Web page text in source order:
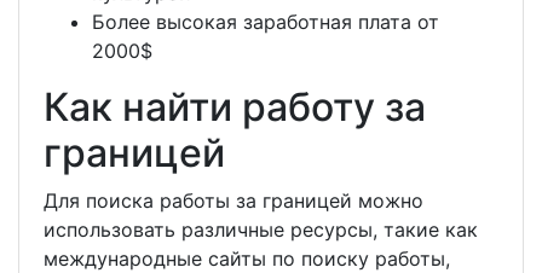
Более высокая заработная плата от
2000$
Как найти работу за
границей
Для поиска работы за границей можно
использовать различные ресурсы, такие как
международные сайты по поиску работы,